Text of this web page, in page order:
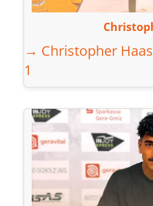
→ Christopher
1